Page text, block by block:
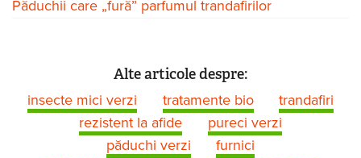
Păduchii care „fură” parfumul trandafirilor
Alte articole despre:
insecte mici verzi tratamente bio
trandafiri
rezistent la afide
pureci verzi
păduchi verzi
furnici